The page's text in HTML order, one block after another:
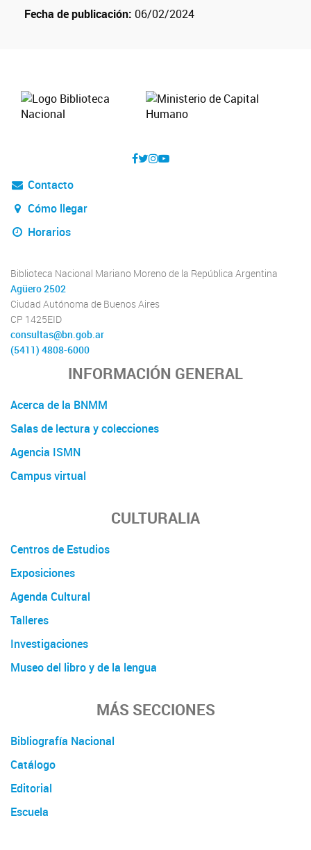
Fecha de publicación: 06/02/2024
Contacto
Cómo llegar
Horarios
Biblioteca Nacional Mariano Moreno de la República Argentina
Agüero 2502
Ciudad Autónoma de Buenos Aires
CP 1425EID
consultas@bn.gob.ar
(5411) 4808-6000
INFORMACIÓN GENERAL
Acerca de la BNMM
Salas de lectura y colecciones
Agencia ISMN
Campus virtual
CULTURALIA
Centros de Estudios
Exposiciones
Agenda Cultural
Talleres
Investigaciones
Museo del libro y de la lengua
MÁS SECCIONES
Bibliografía Nacional
Catálogo
Editorial
Escuela